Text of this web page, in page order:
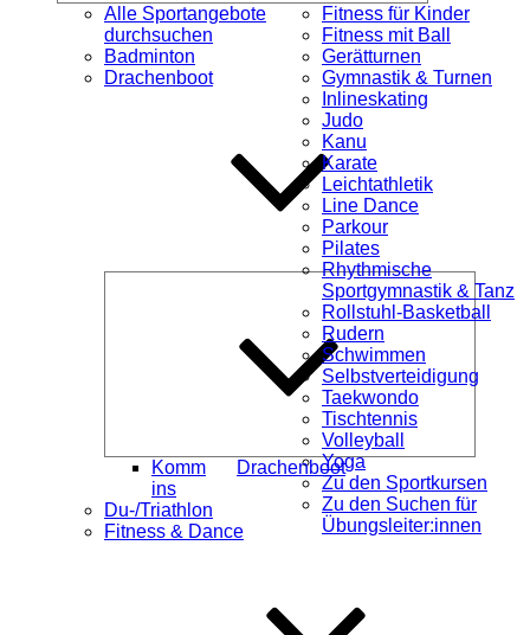
Alle Sportangebote
durchsuchen
Badminton
Drachenboot
öffnen
Komm
ins
Drachenboot
Du-/Triathlon
Fitness & Dance
Fitness für Kinder
Fitness mit Ball
Gerätturnen
Gymnastik & Turnen
Inlineskating
Judo
Kanu
Karate
Leichtathletik
Line Dance
Parkour
Pilates
Rhythmische
Sportgymnastik & Tanz
Rollstuhl-Basketball
Rudern
Schwimmen
Selbstverteidigung
Taekwondo
Tischtennis
Volleyball
Yoga
Zu den Sportkursen
Zu den Suchen für
Übungsleiter:innen